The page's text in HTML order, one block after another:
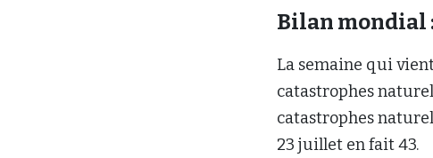
Bilan mondial :
La semaine qui
catastrophes
catastrophes
23 juillet en fait 43.